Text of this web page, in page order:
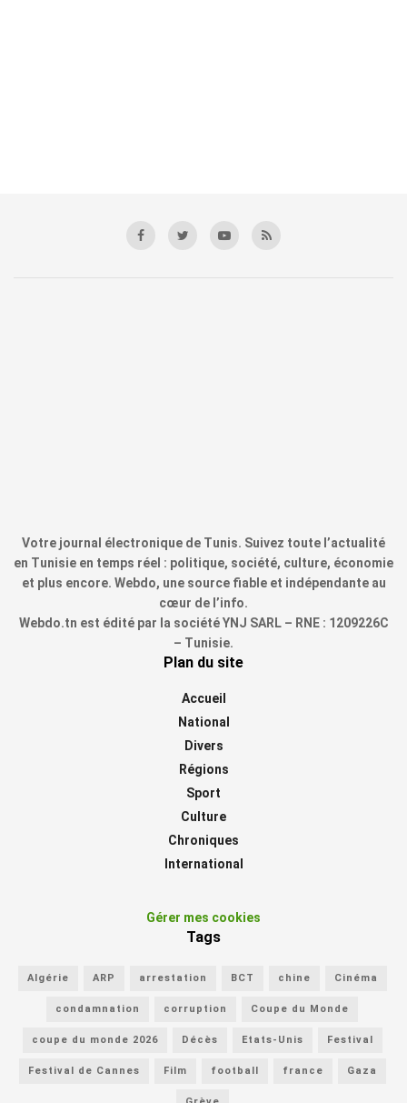
Votre journal électronique de Tunis. Suivez toute l’actualité
en Tunisie en temps réel : politique, société, culture, économie
et plus encore. Webdo, une source fiable et indépendante au
cœur de l’info.
Webdo.tn est édité par la société YNJ SARL – RNE : 1209226C
– Tunisie.
Plan du site
Accueil
National
Divers
Régions
Sport
Culture
Chroniques
International
Gérer mes cookies
Tags
Algérie ARP arrestation BCT chine Cinéma
condamnation corruption Coupe du Monde
coupe du monde 2026 Décès Etats-Unis Festival
Festival de Cannes Film football france Gaza